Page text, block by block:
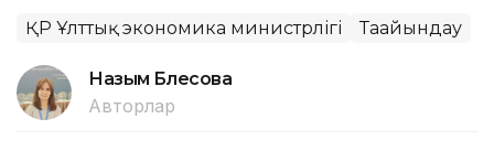
ҚР Ұлттық экономика министрлігі Тағайындау
Назым Бөлесова
Авторлар